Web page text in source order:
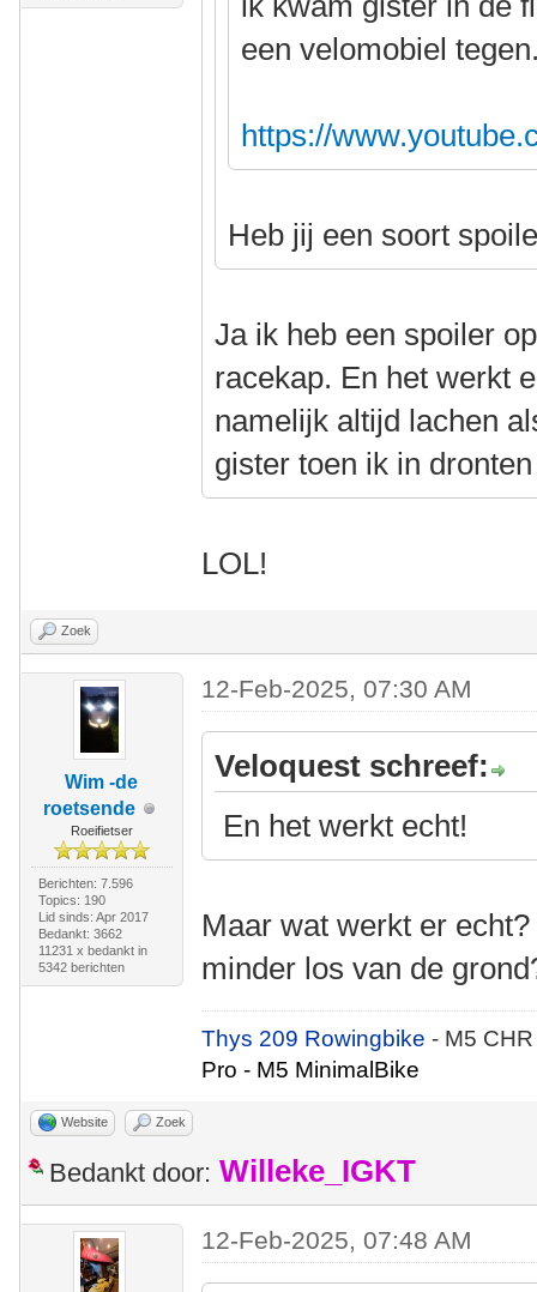
een velomobiel
https://
Heb jij een soort
Ja ik heb een spoiler
racekap. En het werkt
namelijk altijd lachen
gister toen ik in
LOL!
Zoek
Wim -de
roetsende
Roeifietser
Berichten: 7.596
Topics: 190
Lid sinds: Apr 2017
Bedankt: 3662
11231 x bedankt in
5342 berichten
12-Feb-2025, 07:30 AM
Veloquest schreef:
En het werkt echt!
Maar wat werkt er
minder los van de
Thys 209 Rowingbike- M5
Pro - M5 MinimalBike
Website Zoek
Bedankt door: Willeke_IGKT
12-Feb-2025, 07:48 AM